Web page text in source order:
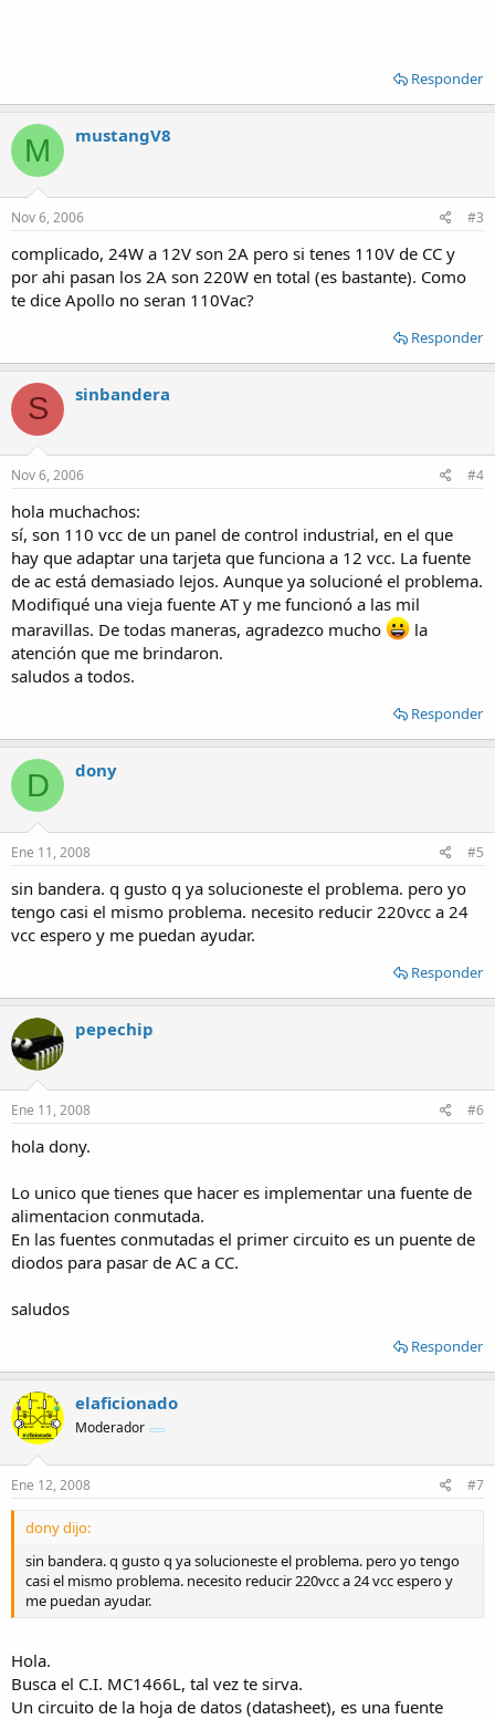
Responder
M mustangV8
Nov 6, 2006 #3
complicado, 24W a 12V son 2A pero si tenes 110V de CC y
por ahi pasan los 2A son 220W en total (es bastante). Como
te dice Apollo no seran 110Vac?
Responder
S sinbandera
Nov 6, 2006 #4
hola muchachos:
sí, son 110 vcc de un panel de control industrial, en el que
hay que adaptar una tarjeta que funciona a 12 vcc. La fuente
de ac está demasiado lejos. Aunque ya solucioné el problema.
Modifiqué una vieja fuente AT y me funcionó a las mil
maravillas. De todas maneras, agradezco mucho
la
atención que me brindaron.
saludos a todos.
Responder
D dony
Ene 11, 2008 #5
sin bandera. q gusto q ya solucioneste el problema. pero yo
tengo casi el mismo problema. necesito reducir 220vcc a 24
vcc espero y me puedan ayudar.
Responder
pepechip
Ene 11, 2008 #6
hola dony.
Lo unico que tienes que hacer es implementar una fuente de
alimentacion conmutada.
En las fuentes conmutadas el primer circuito es un puente de
diodos para pasar de AC a CC.
saludos
Responder
elaficionado
Moderador
Ene 12, 2008 #7
dony dijo:
sin bandera. q gusto q ya solucioneste el problema. pero yo tengo
casi el mismo problema. necesito reducir 220vcc a 24 vcc espero y
me puedan ayudar.
Hola.
Busca el C.I. MC1466L, tal vez te sirva.
Un circuito de la hoja de datos (datasheet), es una fuente